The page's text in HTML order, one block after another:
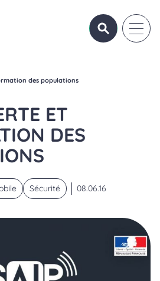
OUVRIR/
des populations
ET
DES
Sécurité 08.06.16